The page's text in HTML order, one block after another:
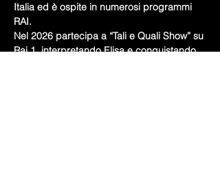
Italia ed è ospite in numerosi programmi
RAI.
Nel 2026 partecipa a “Tali e Quali Show” su
Rai 1, interpretando Elisa e conquistando